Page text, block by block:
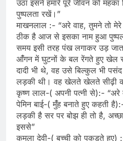
उठा इसने हमारे पूरे जीवन को महका
पुष्पलता रखें।”
माखनलाल :- “अरे वाह, तुमने तो मेरे
ठीक है आज से इसका नाम हुआ
समय इसी तरह पंख लगाकर उड़
आंँगन में घुटनों के बल रेंगते हुए खेल
दादी भी थे, वह उसे बिल्कुल भी
लड़की थी। वह खेलते खेलते सीढ़ी
कृष्ण लाल-( अपनी पत्नी से):- “अरे
पेमिन बाई-( मुंँह बनाते हुए कहती
लड़की है सर पर बोझ ही तो है,
इससे”
कमला देवी-( बच्ची को पकड़ते हुए)